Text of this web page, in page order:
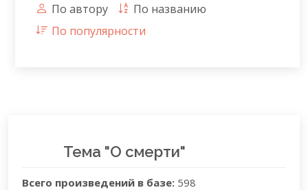
По автору
По названию
По популярности
Тема "О смерти"
Всего произведений в базе: 598